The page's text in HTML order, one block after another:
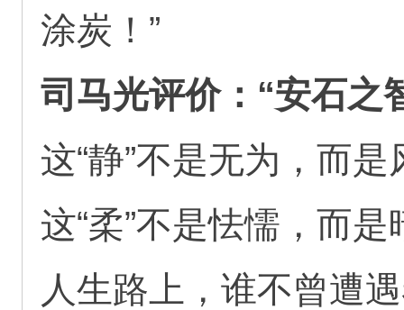
涂炭！”
司马光评价：“安石之
这“静”不是无为，而
这“柔”不是怯懦，而
人生路上，谁不曾遭